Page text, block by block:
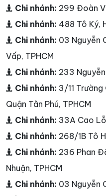
Chi nhánh: 299 Đoàn
Chi nhánh: 488 Tô Ký,
Chi nhánh: 03 Nguyễn
Vấp, TPHCM
Chi nhánh: 233
Chi nhánh: 3/11 Trường
Quận Tân Phú, TPHCM
Chi nhánh: 33A Cao
Chi nhánh: 268/1B Tô
Chi nhánh: 236 Phan
Nhuận, TPHCM
Chi nhánh: 03 Nguyễn